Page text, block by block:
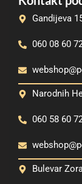
Gandijeva
060 08 60
Narodnih
060 58 60
Bulevar